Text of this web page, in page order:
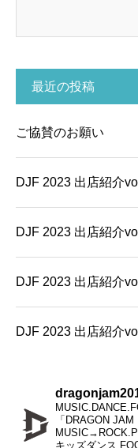
最近の投稿
ご協賛のお願い
DJF 2023 出店紹介
DJF 2023 出店紹介
DJF 2023 出店紹介
DJF 2023 出店紹介
「DRAGON
キッズダンス